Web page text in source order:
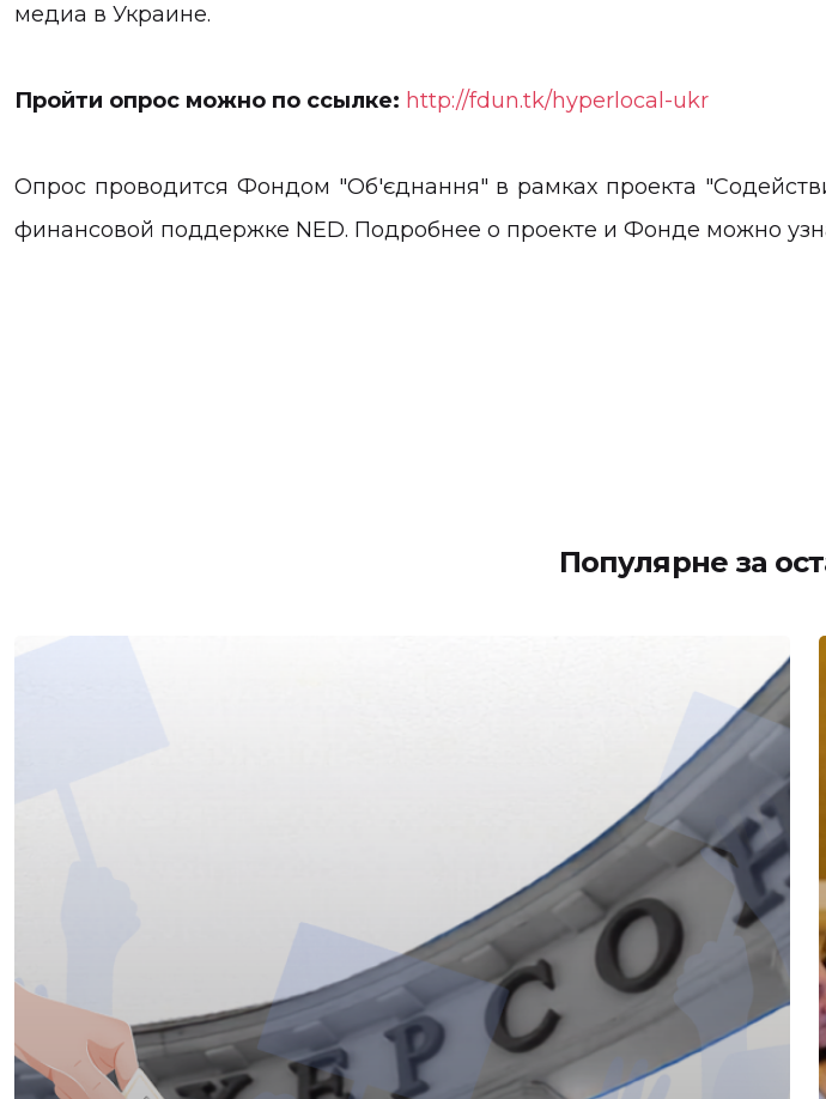
медиа в Украине.
Пройти опрос можно по ссылке: http://fdun.tk/hyperlocal-ukr
Опрос проводится Фондом "Об'єднання" в рамках проекта
финансовой поддержке NED. Подробнее о проекте и Фонде можно
Популярне за